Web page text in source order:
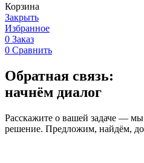
Корзина
Закрыть
Избранное
0 Заказ
0 Сравнить
Обратная связь:
начнём диалог
Расскажите о вашей задаче —
решение. Предложим, найдём,